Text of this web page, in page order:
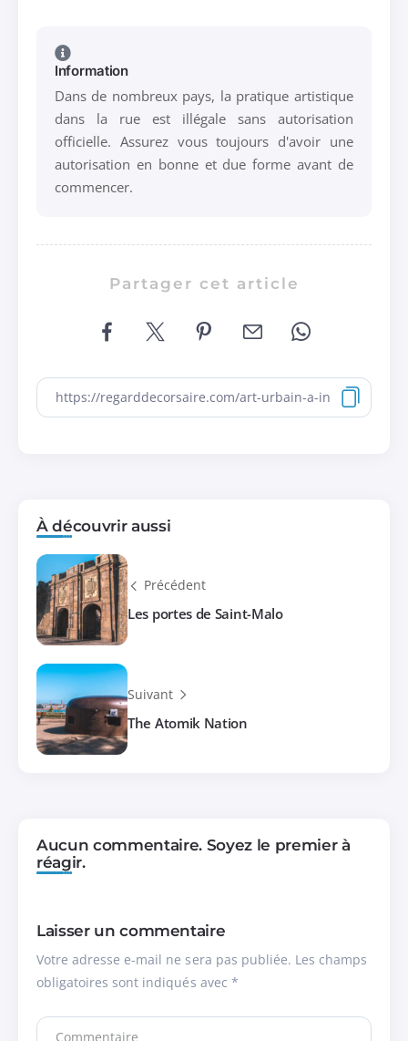
Information
Dans de nombreux pays, la pratique artistique
dans la rue est illégale sans autorisation
officielle. Assurez vous toujours d'avoir une
autorisation en bonne et due forme avant de
commencer.
Partager cet article
À découvrir aussi
Précédent
Les portes de Saint-Malo
Suivant
The Atomik Nation
Aucun commentaire. Soyez le premier à
réagir.
Laisser un commentaire
Votre adresse e-mail ne sera pas publiée. Les champs
obligatoires sont indiqués avec *